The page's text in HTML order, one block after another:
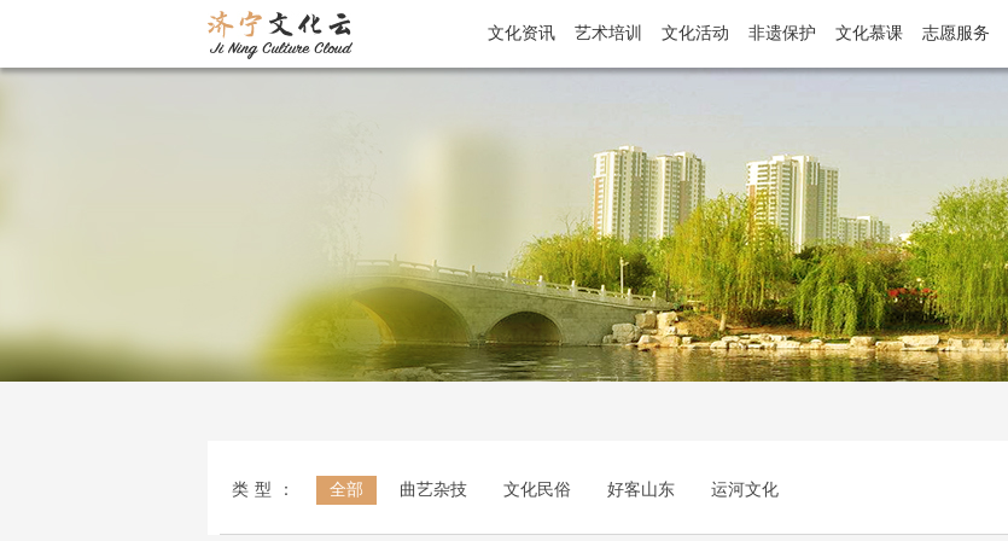
文化资讯 艺术培训 文化活动 非遗保护 文化慕课 志愿服务
类型： 全部 曲艺杂技 文化民俗 好客山东 运河文化